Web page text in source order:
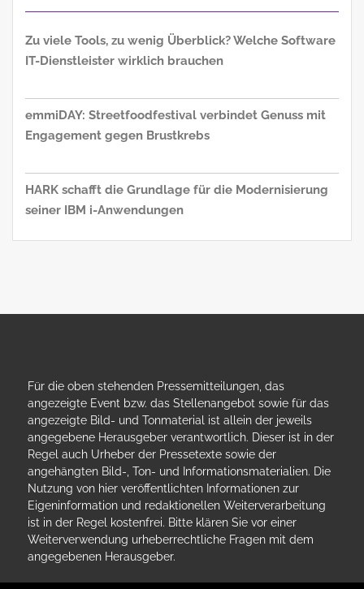
Zu viele Tools, zu wenig Überblick? Welche Software
IT-Dienstleister wirklich brauchen
emmiDAY: Streetfoodfestival verbindet Genuss mit
Engagement gegen Brustkrebs
HARK schafft die Grundlage für die Modernisierung
seiner IBM i-Anwendungen
Für die oben stehenden Pressemitteilungen, das
angezeigte Event bzw. das Stellenangebot sowie für das
angezeigte Bild- und Tonmaterial ist allein der jeweils
angegebene Herausgeber verantwortlich. Dieser ist in der
Regel auch Urheber der Pressetexte sowie der
angehängten Bild-, Ton- und Informationsmaterialien. Die
Nutzung von hier veröffentlichten Informationen zur
Eigeninformation und redaktionellen Weiterverarbeitung
ist in der Regel kostenfrei. Bitte klären Sie vor einer
Weiterverwendung urheberrechtliche Fragen mit dem
angegebenen Herausgeber.